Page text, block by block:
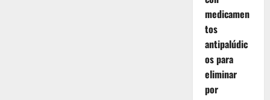
medicamen
tos
antipalúdic
os para
eliminar
por